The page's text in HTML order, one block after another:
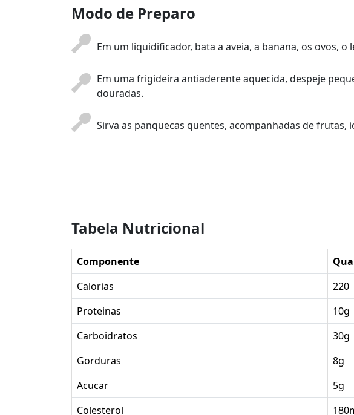
Modo de Preparo
Em um liquidificador, bata a aveia, a banana, os ovos,
Em uma frigideira antiaderente aquecida, despeje
douradas.
Sirva as panquecas quentes, acompanhadas de
Tabela Nutricional
Componente
Calorias
220
Proteinas
10g
Carboidratos
30g
Gorduras
8g
Acucar
5g
Colesterol